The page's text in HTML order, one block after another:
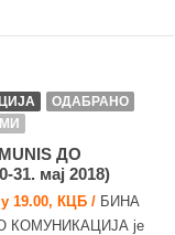
ОДАБРАНО
ДО
мај 2018)
19.00, КЦБ / БИНА
КОМУНИКАЦИЈА је